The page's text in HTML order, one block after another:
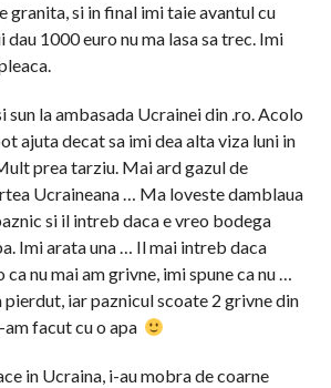
granita, si in final imi taie avantul cu
1000 euro nu ma lasa sa trec. Imi
sun la ambasada Ucrainei din .ro. Acolo
ajuta decat sa imi dea alta viza luni in
prea tarziu. Mai ard gazul de
Ucraineana … Ma loveste damblaua
si il intreb daca e vreo bodega
Imi arata una … Il mai intreb daca
ca nu mai am grivne, imi spune ca nu …
pierdut, iar paznicul scoate 2 grivne din
facut cu o apa
in Ucraina, i-au mobra de coarne